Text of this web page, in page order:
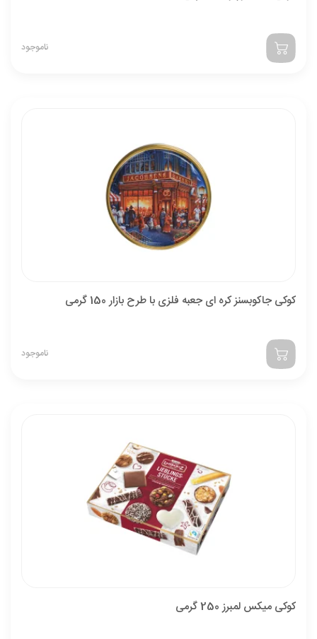
ناموجود
کوکی جاکوبسنز کره ای جعبه فلزی با طرح بازار 150 گرمی
ناموجود
کوکی میکس لمبرز 250 گرمی